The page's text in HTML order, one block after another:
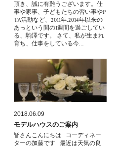
頂き、誠に有難うございます。仕
事や家事、子どもたちの習い事やP
TA活動など、2011年.2014年以来の
あっという間の1週間を過ごしてい
る、駒澤です。 さて、私が生まれ
育ち、仕事をしている今…
2018.06.09
モデルハウスのご案内
皆さんこんにちは コーディネー
ターの加藤です 最近は天気の良